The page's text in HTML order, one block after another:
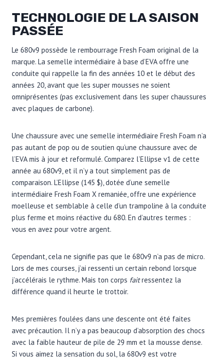
TECHNOLOGIE DE LA SAISON
PASSÉE
Le 680v9 possède le rembourrage Fresh Foam original de la
marque. La semelle intermédiaire à base d’EVA offre une
conduite qui rappelle la fin des années 10 et le début des
années 20, avant que les super mousses ne soient
omniprésentes (pas exclusivement dans les super chaussures
avec plaques de carbone).
Une chaussure avec une semelle intermédiaire Fresh Foam n’a
pas autant de pop ou de soutien qu’une chaussure avec de
l’EVA mis à jour et reformulé. Comparez l’Ellipse v1 de cette
année au 680v9, et il n’y a tout simplement pas de
comparaison. L’Ellipse (145 $), dotée d’une semelle
intermédiaire Fresh Foam X remaniée, offre une expérience
moelleuse et semblable à celle d’un trampoline à la conduite
plus ferme et moins réactive du 680. En d’autres termes :
vous en avez pour votre argent.
Cependant, cela ne signifie pas que le 680v9 n’a pas de micro.
Lors de mes courses, j’ai ressenti un certain rebond lorsque
j’accélérais le rythme. Mais ton corps faitressentez la
différence quand il heurte le trottoir.
Mes premières foulées dans une descente ont été faites
avec précaution. Il n’y a pas beaucoup d’absorption des chocs
avec la faible hauteur de pile de 29 mm et la mousse dense.
Si vous aimez la sensation du sol, la 680v9 est votre